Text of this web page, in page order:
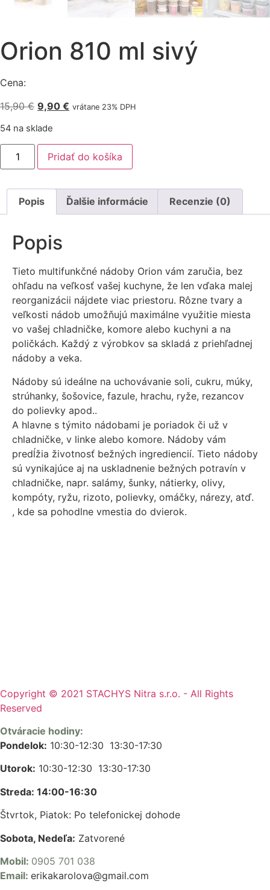
Orion 810 ml sivý
Cena:
15,90€ Pôvodná
bola:
15,90 €.
9,90 € Aktuálna
9,90 €.
vrátane 23% DPH
54 na sklade
množstvo
Orion
810
sivý
Pridať do košíka
Popis Ďalšie informácie Recenzie (0)
Popis
Tieto multifunkčné nádoby Orion vám zaručia, bez
ohľadu na veľkosť vašej kuchyne, že len vďaka malej
reorganizácii nájdete viac priestoru. Rôzne tvary a
veľkosti nádob umožňujú maximálne využitie miesta
vo vašej chladničke, komore alebo kuchyni a na
poličkách. Každý z výrobkov sa skladá z priehľadnej
nádoby a veka.
Nádoby sú ideálne na uchovávanie soli, cukru, múky,
strúhanky, šošovice, fazule, hrachu, ryže, rezancov
do polievky apod..
A hlavne s týmito nádobami je poriadok či už v
chladničke, v linke alebo komore. Nádoby vám
predĺžia životnosť bežných ingrediencií. Tieto nádoby
sú vynikajúce aj na uskladnenie bežných potravín v
chladničke, napr. salámy, šunky, nátierky, olivy,
kompóty, ryžu, rizoto, polievky, omáčky, nárezy, atď.
, kde sa pohodlne vmestia do dvierok.
Copyright © 2021 STACHYS Nitra s.r.o. - All Rights
Reserved
Otváracie hodiny:
Pondelok: 10:30-12:30 13:30-17:30
Utorok: 10:30-12:30 13:30-17:30
Streda: 14:00-16:30
Štvrtok, Piatok: Po telefonickej dohode
Sobota, Nedeľa: Zatvorené
Mobil: 0905 701 038
Email: erikakarolova@gmail.com